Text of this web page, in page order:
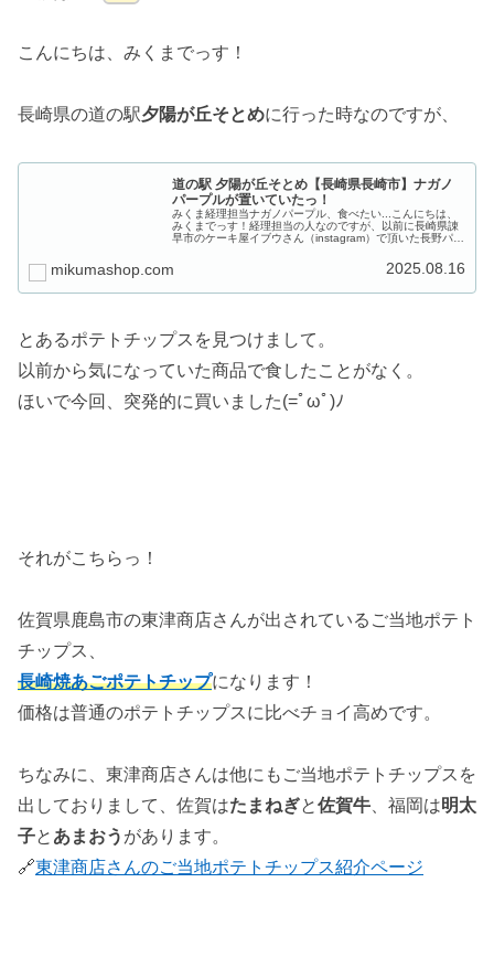
こんにちは、みくまでっす！
長崎県の道の駅夕陽が丘そとめに行った時なのですが、
道の駅 夕陽が丘そとめ【長崎県長崎市】ナガノ
パープルが置いていたっ！
みくま経理担当ナガノパープル、食べたい...こんにちは、
みくまでっす！経理担当の人なのですが、以前に長崎県諌
早市のケーキ屋イブウさん（instagram）で頂いた長野パー
mikumashop.com 2025.08.16
とあるポテトチップスを見つけまして。
以前から気になっていた商品で食したことがなく。
ほいで今回、突発的に買いました(=ﾟωﾟ)ﾉ
それがこちらっ！
佐賀県鹿島市の東津商店さんが出されているご当地ポテト
チップス、
長崎焼あごポテトチップになります！
価格は普通のポテトチップスに比べチョイ高めです。
ちなみに、東津商店さんは他にもご当地ポテトチップスを
出しておりまして、佐賀はたまねぎと佐賀牛 、福岡は明太
子と あまおう があります。
🔗東津商店さんのご当地ポテトチップス紹介ページ